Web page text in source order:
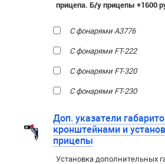
прицепа. Б/у прицепы +1600
С фонарями А3776
С фонарями FT-222
С фонарями FT-320
С фонарями FT-230
Доп. указатели
кронштейнами и
прицепы
Установка дополнительных